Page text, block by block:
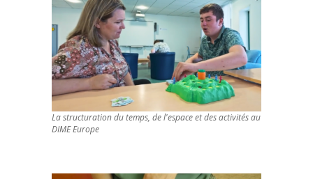
La structuration du temps, de l'espace et des activités au
DIME Europe